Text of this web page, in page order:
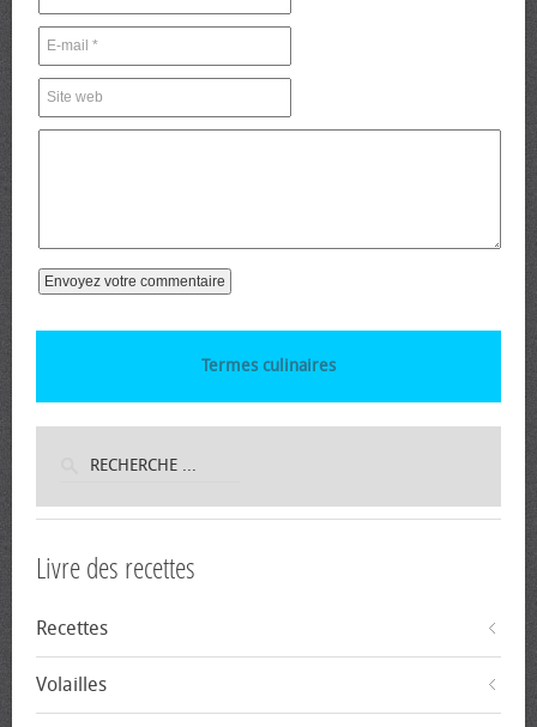
Termes culinaires
Livre des recettes
Recettes
Volailles